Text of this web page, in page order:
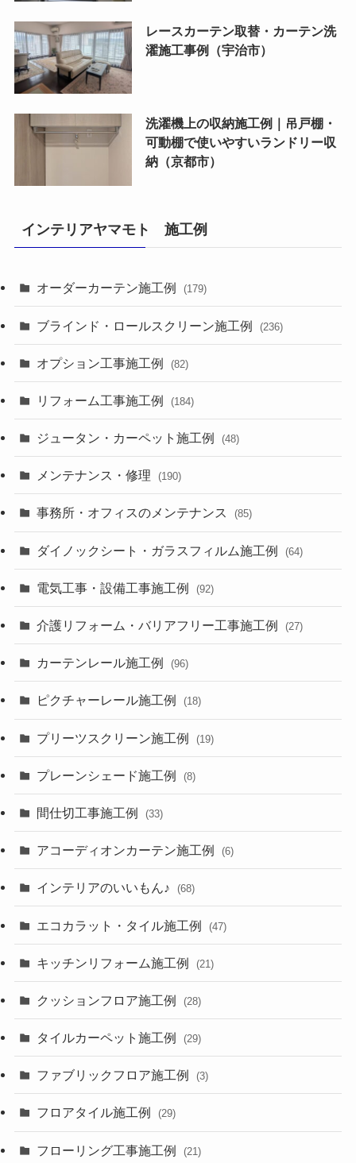
レースカーテン取替・カーテン洗
濯施工事例（宇治市）
洗濯機上の収納施工例｜吊戸棚・
可動棚で使いやすいランドリー収
納（京都市）
インテリアヤマモト 施工例
オーダーカーテン施工例 (179)
ブラインド・ロールスクリーン施工例 (236)
オプション工事施工例 (82)
リフォーム工事施工例 (184)
ジュータン・カーペット施工例 (48)
メンテナンス・修理 (190)
事務所・オフィスのメンテナンス (85)
ダイノックシート・ガラスフィルム施工例 (64)
電気工事・設備工事施工例 (92)
介護リフォーム・バリアフリー工事施工例 (27)
カーテンレール施工例 (96)
ピクチャーレール施工例 (18)
プリーツスクリーン施工例 (19)
プレーンシェード施工例 (8)
間仕切工事施工例 (33)
アコーディオンカーテン施工例 (6)
インテリアのいいもん♪ (68)
エコカラット・タイル施工例 (47)
キッチンリフォーム施工例 (21)
クッションフロア施工例 (28)
タイルカーペット施工例 (29)
ファブリックフロア施工例 (3)
フロアタイル施工例 (29)
フローリング工事施工例 (21)